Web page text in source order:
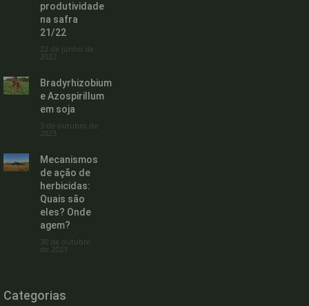
produtividade
na safra
21/22
22 de junho de
2022
Bradyrhizobium
e Azospirillum
em soja
3 de outubro de
2023
Mecanismos
de ação de
herbicidas:
Quais são
eles? Onde
agem?
30 de outubro
de 2023
Categorias